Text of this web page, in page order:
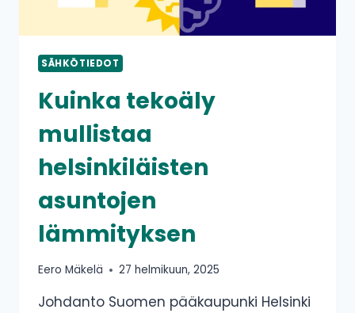
SÄHKÖTIEDOT
Kuinka tekoäly
mullistaa
helsinkiläisten
asuntojen
lämmityksen
Eero Mäkelä 27 helmikuun, 2025
Johdanto Suomen pääkaupunki Helsinki